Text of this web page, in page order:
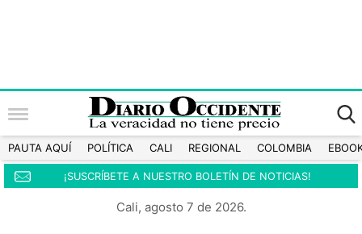
PAUTA AQUÍ POLÍTICA CALI REGIONAL COLOMBIA
¡SUSCRÍBETE A NUESTRO BOLETÍN DE NOTICIAS!
Cali, agosto 7 de 2026.